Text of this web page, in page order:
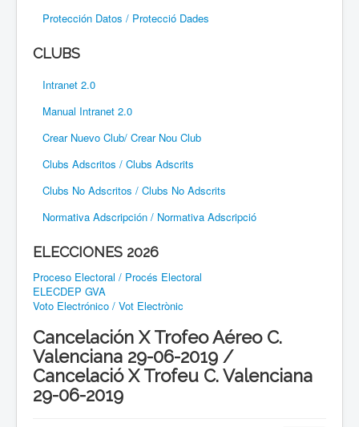
Protección Datos / Protecció Dades
CLUBS
Intranet 2.0
Manual Intranet 2.0
Crear Nuevo Club/ Crear Nou Club
Clubs Adscritos / Clubs Adscrits
Clubs No Adscritos / Clubs No Adscrits
Normativa Adscripción / Normativa Adscripció
ELECCIONES 2026
Proceso Electoral / Procés Electoral
ELECDEP GVA
Voto Electrónico / Vot Electrònic
Cancelación X Trofeo Aéreo C.
Valenciana 29-06-2019 /
Cancelació X Trofeu C. Valenciana
29-06-2019